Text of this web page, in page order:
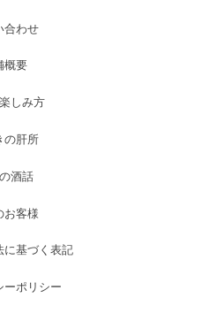
合わせ
概要
しみ方
の肝所
酒話
お客様
に基づく表記
ーポリシー